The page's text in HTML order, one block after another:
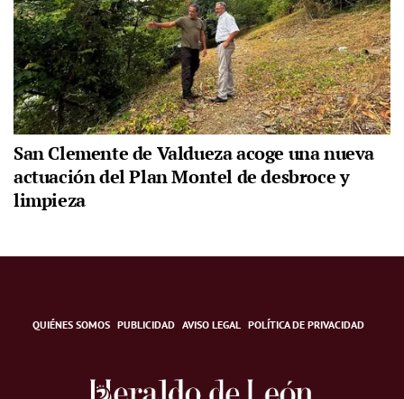
San Clemente de Valdueza acoge una nueva
actuación del Plan Montel de desbroce y
limpieza
QUIÉNES SOMOS PUBLICIDAD AVISO LEGAL POLÍTICA DE PRIVACIDAD